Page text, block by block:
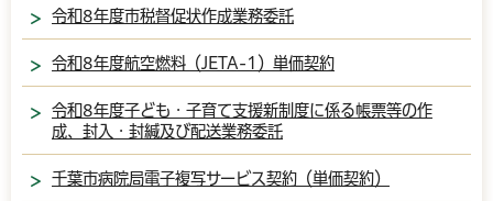
令和8年度市税督促状作成業務委託
令和8年度航空燃料（JETA-1）単価契約
令和8年度子ども・子育て支援新制度に係る帳票等の作
成、封入・封緘及び配送業務委託
千葉市病院局電子複写サービス契約（単価契約）